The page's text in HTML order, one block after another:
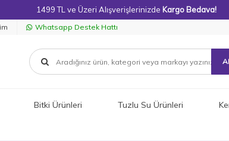
1499 TL ve Üzeri Alışverişlerinizde Kargo Bedava!
Whatsapp Destek Hattı
Bitki Ürünleri Tuzlu Su Ürünleri